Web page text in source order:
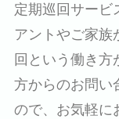
定期巡回サービ
アントやご家族
回という働き方
方からのお問い
ので、お気軽に